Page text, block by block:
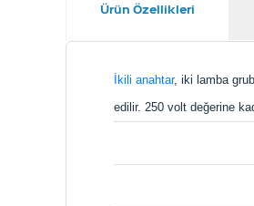
Ürün Özellikleri
İkili anahtar, iki lamba
edilir. 250 volt değerine